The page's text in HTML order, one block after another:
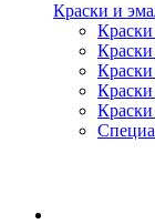
Краски и
Краски
Краски